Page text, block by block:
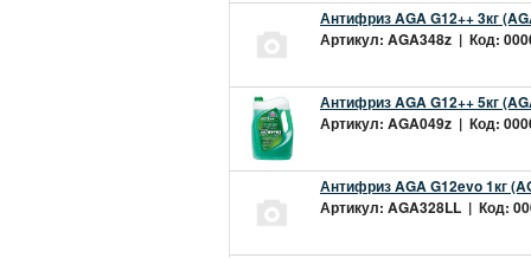
Антифриз AGA G12++ 3кг
Артикул: AGA348z | Код:
Антифриз AGA G12++ 5кг
Артикул: AGA049z | Код:
Антифриз AGA G12evo 1кг
Артикул: AGA328LL | Код: